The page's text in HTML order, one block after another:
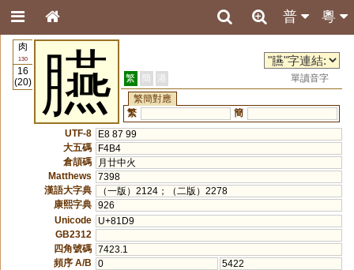
粵
普
肉
130
16
(20)
臙 繁 簡 港
單讀音字
繁簡對應
繁
簡
UTF-8
E8 87 99
大五碼
F4B4
倉頡碼
月廿中火
Matthews
7398
漢語大字典
（一版）2124；（二版）2278
康熙字典 926
Unicode
U+81D9
GB2312
四角號碼 7423.1
頻序 A/B
0
5422